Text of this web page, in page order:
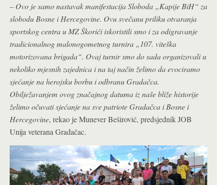
– Ovo je samo nastavak manifestacija Sloboda „Kapije BiH“ za
slobodu Bosne i Hercegovine. Ovu svečanu priliku otvaranja
sportskog centra u MZ Škorići iskoristili smo i za odigravanje
tradicionalnog malonogometnog turnira „107. viteška
motorizovana brigada“. Ovaj turnir smo do sada organizovali u
nekoliko mjesnih zajednica i na taj način želimo da evociramo
sjećanje na herojsku borbu i odbranu Gradačca.
Obilježavanjem ovog značajnog datuma iz naše bliže historije
želimo očuvati sjećanje na sve patriote Gradačca i Bosne i
Hercegovine, rekao je Munever Beširović, predsjednik JOB
Unija veterana Gradačac.